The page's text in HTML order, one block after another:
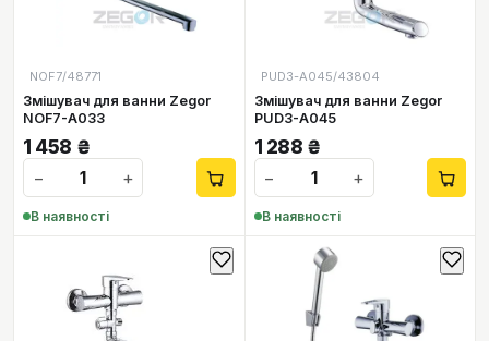
NOF7/48771
Змішувач для ванни Zegor
NOF7-A033
1 458 ₴
−
+
В наявності
PUD3-А045/43804
Змішувач для ванни Zegor
PUD3-А045
1 288 ₴
−
+
В наявності